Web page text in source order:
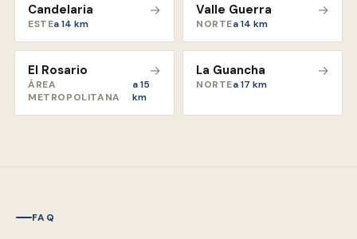
Candelaria
ESTEa14 km
→ Valle Guerra
NORTEa14 km
→
El Rosario
ÁREA
METROPOLITANA
a15
km
→ La Guancha
NORTEa17 km
→
FAQ